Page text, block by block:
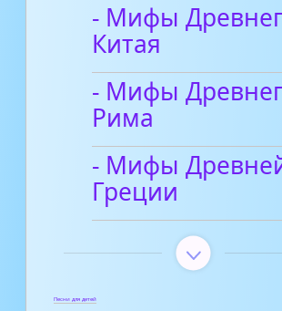
- Мифы
Китая
- Мифы
Рима
- Мифы
Греции
Песни для детей